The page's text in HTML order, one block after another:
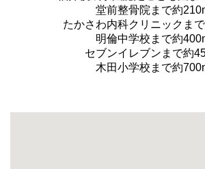
堂前整骨院まで約
たかさわ内科クリニックま
明倫中学校まで約
セブンイレブンまで約
木田小学校まで約